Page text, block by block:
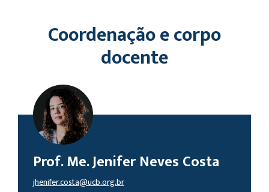
Coordenação e corpo
docente
Prof. Me. Jenifer Neves Costa
jhenifer.costa@ucb.org.br